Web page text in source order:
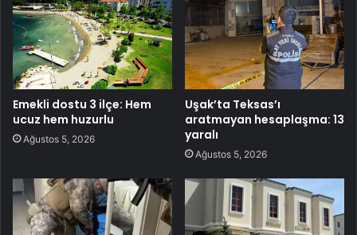
Emekli dostu 3 ilçe: Hem
ucuz hem huzurlu
Ağustos 5, 2026
Uşak’ta Teksas’ı
aratmayan hesaplaşma: 13
yaralı
Ağustos 5, 2026